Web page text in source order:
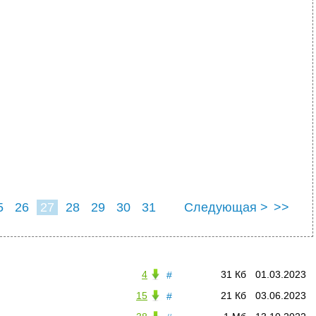
26 27 28 29 30 31 Следующая > >>
# 01.03.2023
31 Кб
4
#
03.06.2023
21 Кб
15